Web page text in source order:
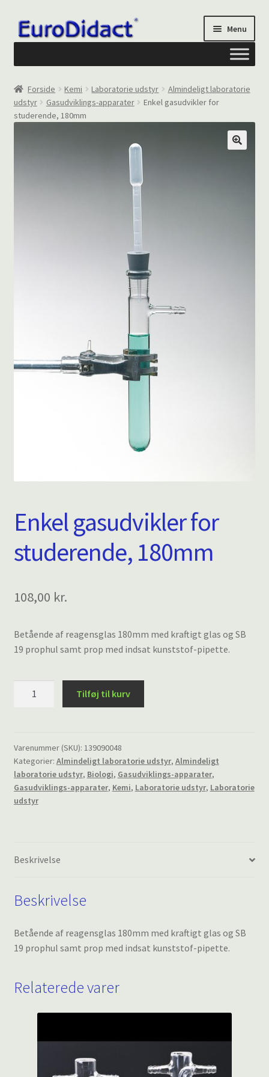
Spring
til
Spring
til
Menu
Om os
Privatliv og cookies
Forside Kemi Laboratorie udstyr
Almindeligt laboratorie
udstyr
Gasudviklings-apparater
Enkel gasudvikler for
studerende, 180mm
Enkel gasudvikler for
studerende, 180mm
108,00 kr.
Betående af reagensglas 180mm med kraftigt glas og SB
19 prophul samt prop med indsat kunststof-pipette.
180mm
antal
Tilføj til kurv
Varenummer (SKU): 139090048
Kategorier: Almindeligt laboratorie udstyr, Almindeligt
laboratorie udstyr, Biologi, Gasudviklings-apparater,
Gasudviklings-apparater, Kemi, Laboratorie udstyr, Laboratorie
udstyr
Beskrivelse
Beskrivelse
Betående af reagensglas 180mm med kraftigt glas og SB
19 prophul samt prop med indsat kunststof-pipette.
Relaterede varer